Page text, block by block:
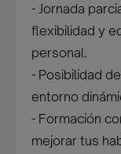
- Jornada
flexibilidad y
personal.
- Posibilidad
entorno
- Formación
mejorar tus